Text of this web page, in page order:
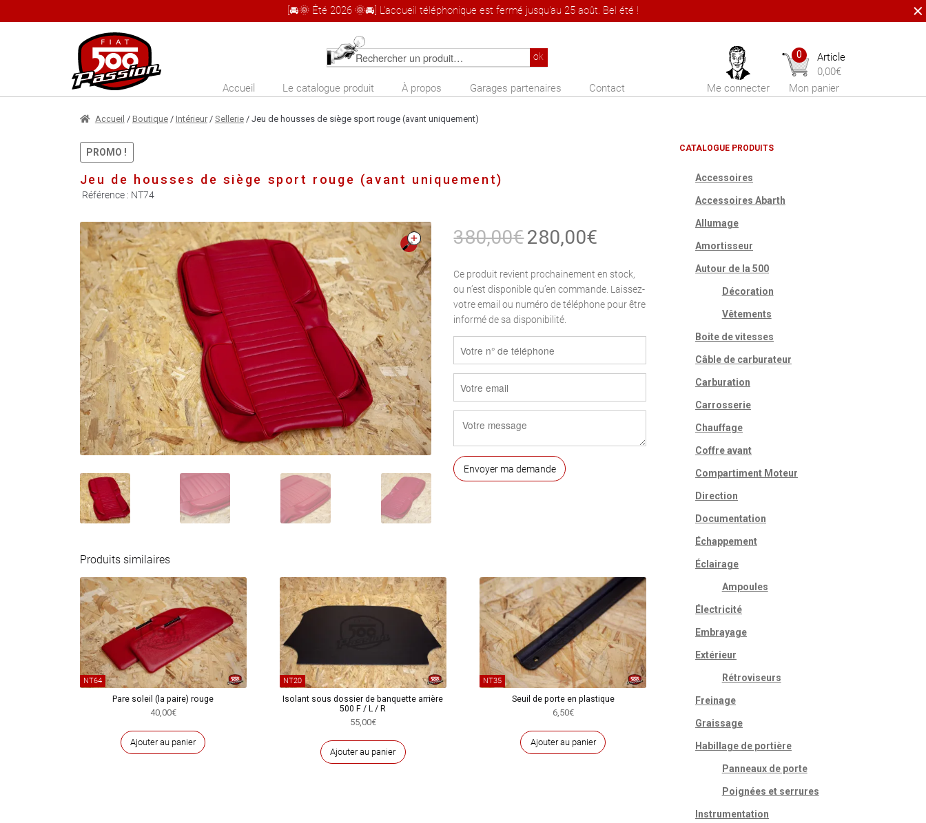
[🚘🌞 Été 2026 🌞🚘] L'accueil téléphonique est fermé jusqu'au 25 août. Bel été !
Aller
à
la
navigation
Aller
au
contenu
Rechercher
produit
ok
Accueil Le catalogue produit À propos Garages partenaires Contact Me connecter
0
Article
0,00€
Mon panier
Accueil / Boutique/ Intérieur/ Sellerie/ Jeu de housses de siège sport rouge (avant uniquement)
PROMO !
Jeu de housses de siège sport rouge (avant uniquement)
Référence : NT74
🔍
380,00€ Le
initial
était :
380,00€.
280,00€
actuel
est :
Ce produit revient prochainement en stock,
ou n’est disponible qu’en commande. Laissez-
votre email ou numéro de téléphone pour être
informé de sa disponibilité.
Produits similaires
NT64
Pare soleil (la paire) rouge
40,00€
Ajouter au panier
NT20
Isolant sous dossier de banquette arrière
500 F / L / R
55,00€
Ajouter au panier
NT35
Seuil de porte en plastique
6,50€
Ajouter au panier
CATALOGUE PRODUITS
Accessoires
Accessoires Abarth
Allumage
Amortisseur
Autour de la 500
Décoration
Vêtements
Boite de vitesses
Câble de carburateur
Carburation
Carrosserie
Chauffage
Coffre avant
Compartiment Moteur
Direction
Documentation
Échappement
Éclairage
Ampoules
Électricité
Embrayage
Extérieur
Rétroviseurs
Freinage
Graissage
Habillage de portière
Panneaux de porte
Poignées et serrures
Instrumentation